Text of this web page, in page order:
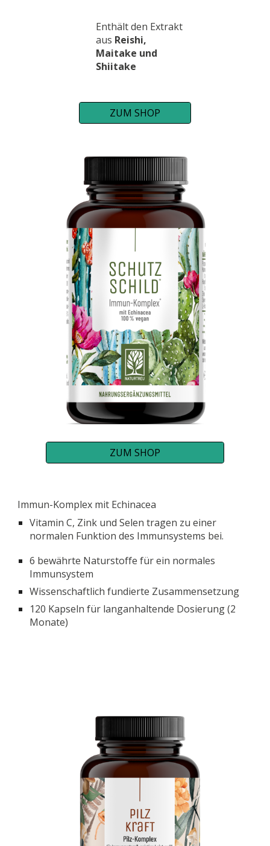
Enthält den Extrakt
aus Reishi,
Maitake und
Shiitake
ZUM SHOP
ZUM SHOP
Immun-Komplex mit Echinacea
Vitamin C, Zink und Selen tragen zu einer
normalen Funktion des Immunsystems bei.
6 bewährte Naturstoffe für ein normales
Immunsystem
Wissenschaftlich fundierte Zusammensetzung
120 Kapseln für langanhaltende Dosierung (2
Monate)